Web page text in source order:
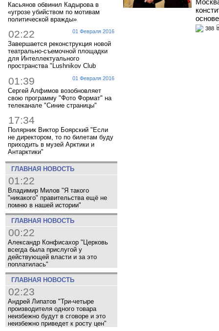
Касьянов обвинил Кадырова в
«угрозе убийством по мотивам
политической вражды»
01 Февраля 2016
02:22
Завершается реконструкция новой
театрально-съемочной площадки
для Интеллектуального
пространства "Lushnikov Club
01 Февраля 2016
01:39
Сергей Алфимов возобновляет
свою программу "Фото Формат" на
телеканале "Синие страницы"
17:34
Полярник Виктор Боярский "Если
не директором, то по билетам буду
приходить в музей Арктики и
Антарктики"
ГЛАВНАЯ НОВОСТЬ
01:22
Владимир Милов "Я такого
"никакого" правительства ещё не
помню в нашей истории"
ГЛАВНАЯ НОВОСТЬ
00:22
Александр Конфисахор "Церковь
всегда была прислугой у
действующей власти и за это
поплатилась"
ГЛАВНАЯ НОВОСТЬ
02:23
Андрей Липатов "Три-четыре
производителя одного товара
неизбежно будут в сговоре и это
неизбежно приведет к росту цен"
388